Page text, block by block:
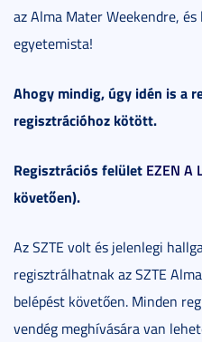
az Alma Mater Weekendre,
egyetemista!
Ahogy mindig, úgy idén is a
regisztrációhoz kötött.
Regisztrációs felület EZEN A
követően).
Az SZTE volt és jelenlegi
regisztrálhatnak az SZTE
belépést követően. Minden
vendég meghívására van